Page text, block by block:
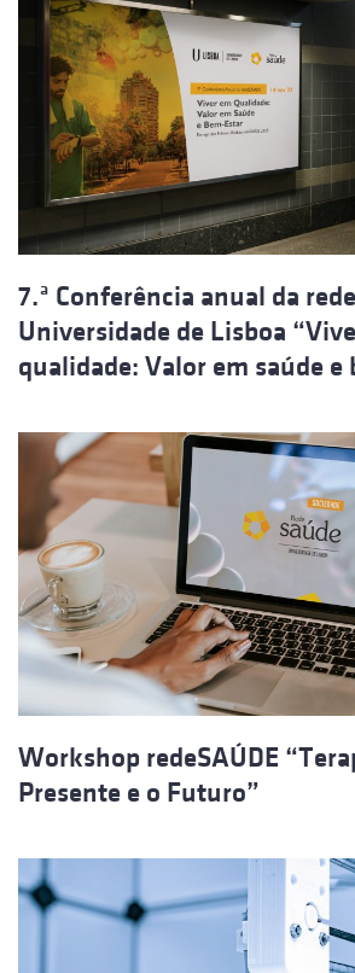
7.ª Conferência anual da
Universidade de Lisboa
qualidade: Valor em saúde e
Workshop redeSAÚDE
Presente e o Futuro”